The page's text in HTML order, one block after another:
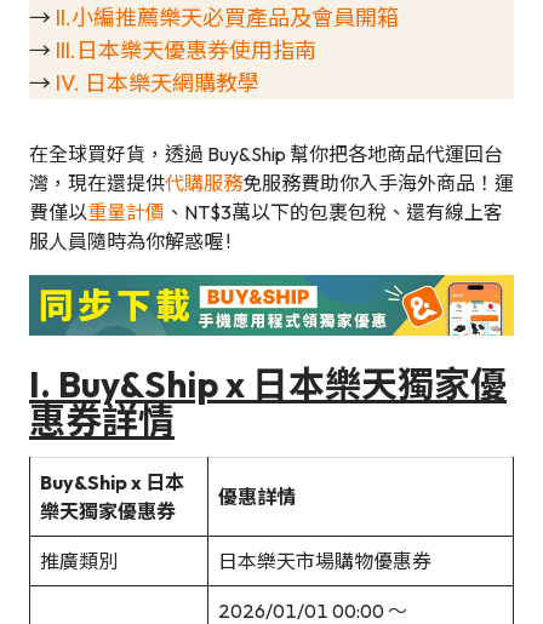
→ II.小編推薦樂天必買產品及會員開箱
→ III.日本樂天優惠券使用指南
→ IV. 日本樂天網購教學
在全球買好貨，透過 Buy&Ship 幫你把各地商品代運回台
灣，現在還提供代購服務免服務費助你入手海外商品！運
費僅以重量計價 、NT$3萬以下的包裹包稅、還有線上客
服人員隨時為你解惑喔 !
I. Buy&Ship x 日本樂天獨家優
惠券詳情
Buy&Ship x 日本
樂天獨家優惠券
優惠詳情
推廣類別 日本樂天市場購物優惠券
2026/01/01 00:00 ～